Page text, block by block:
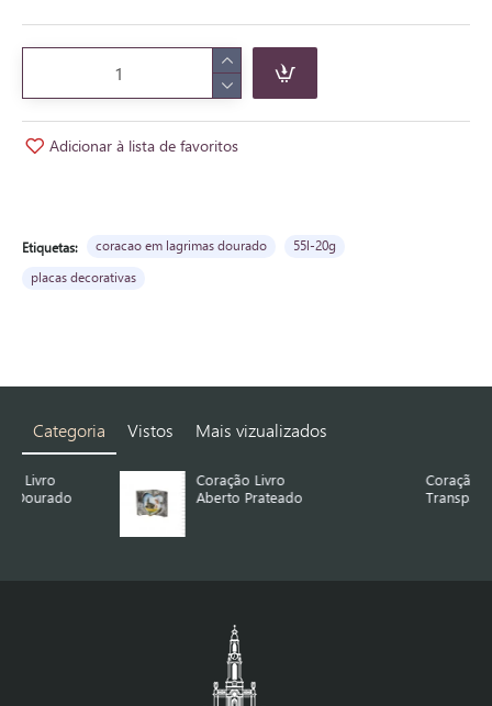
Adicionar à lista de favoritos
Etiquetas: coracao em lagrimas dourado
55l-20g
placas decorativas
Categoria Vistos Mais vizualizados
Coração Livro
Aberto Prateado
Coração Simples
Transparente